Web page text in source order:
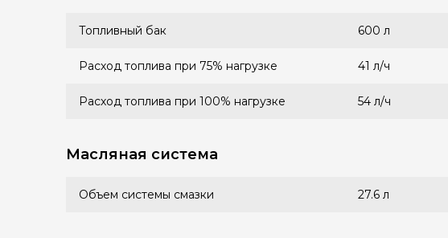
Топливный бак 600 л
Расход топлива при 75% нагрузке 41 л/ч
Расход топлива при 100% нагрузке 54 л/ч
Масляная система
Объем системы смазки 27.6 л